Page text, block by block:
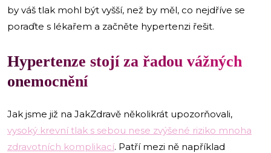
by váš tlak mohl být vyšší, než by měl, co nejdříve se
poraďte s lékařem a začněte hypertenzi řešit.
Hypertenze stojí za řadou vážných
onemocnění
Jak jsme již na JakZdravě několikrát upozorňovali,
vysoký krevní tlak s sebou nese zvýšené riziko mnoha
zdravotních komplikací. Patří mezi ně například